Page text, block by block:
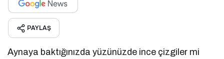
PAYLAŞ
Aynaya baktığınızda yüzünüzde ince çizgiler mi